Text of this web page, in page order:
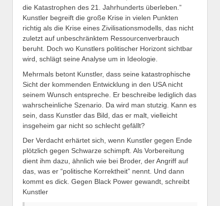
die Katastrophen des 21. Jahrhunderts überleben.”
Kunstler begreift die große Krise in vielen Punkten
richtig als die Krise eines Zivilisationsmodells, das nicht
zuletzt auf unbeschränktem Ressourcenverbrauch
beruht. Doch wo Kunstlers politischer Horizont sichtbar
wird, schlägt seine Analyse um in Ideologie.
Mehrmals betont Kunstler, dass seine katastrophische
Sicht der kommenden Entwicklung in den USA nicht
seinem Wunsch entspreche. Er beschreibe lediglich das
wahrscheinliche Szenario. Da wird man stutzig. Kann es
sein, dass Kunstler das Bild, das er malt, vielleicht
insgeheim gar nicht so schlecht gefällt?
Der Verdacht erhärtet sich, wenn Kunstler gegen Ende
plötzlich gegen Schwarze schimpft. Als Vorbereitung
dient ihm dazu, ähnlich wie bei Broder, der Angriff auf
das, was er “politische Korrektheit” nennt. Und dann
kommt es dick. Gegen Black Power gewandt, schreibt
Kunstler